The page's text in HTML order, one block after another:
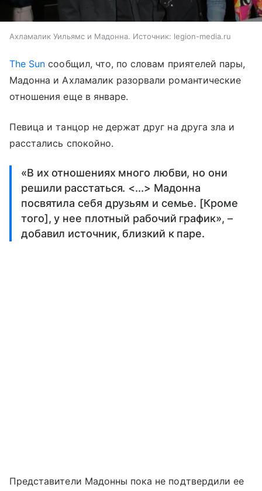
Ахламалик Уильямс и Мадонна. Источник: legion-media.ru
The Sun сообщил, что, по словам приятелей пары,
Мадонна и Ахламалик разорвали романтические
отношения еще в январе.
Певица и танцор не держат друг на друга зла и
расстались спокойно.
«В их отношениях много любви, но они
решили расстаться. <...> Мадонна
посвятила себя друзьям и семье. [Кроме
того], у нее плотный рабочий график», –
добавил источник, близкий к паре.
Представители Мадонны пока не подтвердили ее